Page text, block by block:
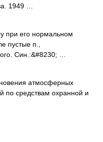
1949 …
при его нормальном
пустые п.,
Син.:&#8230; …
атмосферных
по средствам охранной и